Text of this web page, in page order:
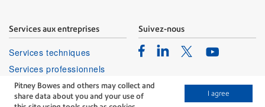
Pitney Bowes and others may collect and
share data about you and your use of
I agree
Services aux entreprises
Services techniques
Services professionnels
Suivez-nous
FacebookLinkedinTwitterYoutube